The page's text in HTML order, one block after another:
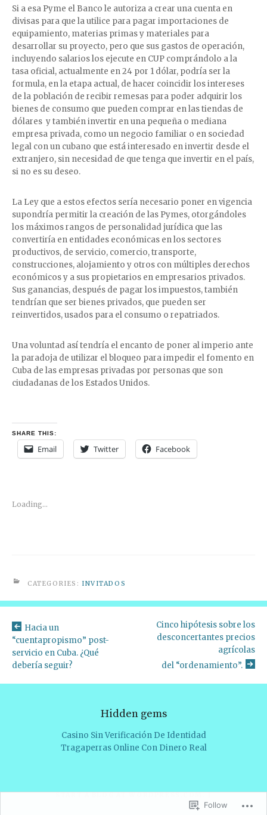
Si a esa Pyme el Banco le autoriza a crear una cuenta en
divisas para que la utilice para pagar importaciones de
equipamiento, materias primas y materiales para
desarrollar su proyecto, pero que sus gastos de operación,
incluyendo salarios los ejecute en CUP comprándolo a la
tasa oficial, actualmente en 24 por 1 dólar, podría ser la
formula, en la etapa actual, de hacer coincidir los intereses
de la población de recibir remesas para poder adquirir los
bienes de consumo que pueden comprar en las tiendas de
dólares y también invertir en una pequeña o mediana
empresa privada, como un negocio familiar o en sociedad
legal con un cubano que está interesado en invertir desde el
extranjero, sin necesidad de que tenga que invertir en el país,
si no es su deseo.
La Ley que a estos efectos sería necesario poner en vigencia
supondría permitir la creación de las Pymes, otorgándoles
los máximos rangos de personalidad jurídica que las
convertiría en entidades económicas en los sectores
productivos, de servicio, comercio, transporte,
construcciones, alojamiento y otros con múltiples derechos
económicos y a sus propietarios en empresarios privados.
Sus ganancias, después de pagar los impuestos, también
tendrían que ser bienes privados, que pueden ser
reinvertidos, usados para el consumo o repatriados.
Una voluntad así tendría el encanto de poner al imperio ante
la paradoja de utilizar el bloqueo para impedir el fomento en
Cuba de las empresas privadas por personas que son
ciudadanas de los Estados Unidos.
SHARE THIS:
Email Twitter Facebook
Loading...
CATEGORIES: INVITADOS
Hacia un
“cuentapropismo” post-
servicio en Cuba. ¿Qué
debería seguir?
Cinco hipótesis sobre los
desconcertantes precios
agrícolas
del “ordenamiento”.
Hidden gems
Casino Sin Verificación De Identidad
Tragaperras Online Con Dinero Real
START A BLOG AT WORDPRESS.COM.|
Follow